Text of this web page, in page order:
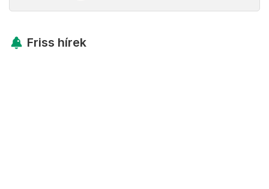
Friss hírek